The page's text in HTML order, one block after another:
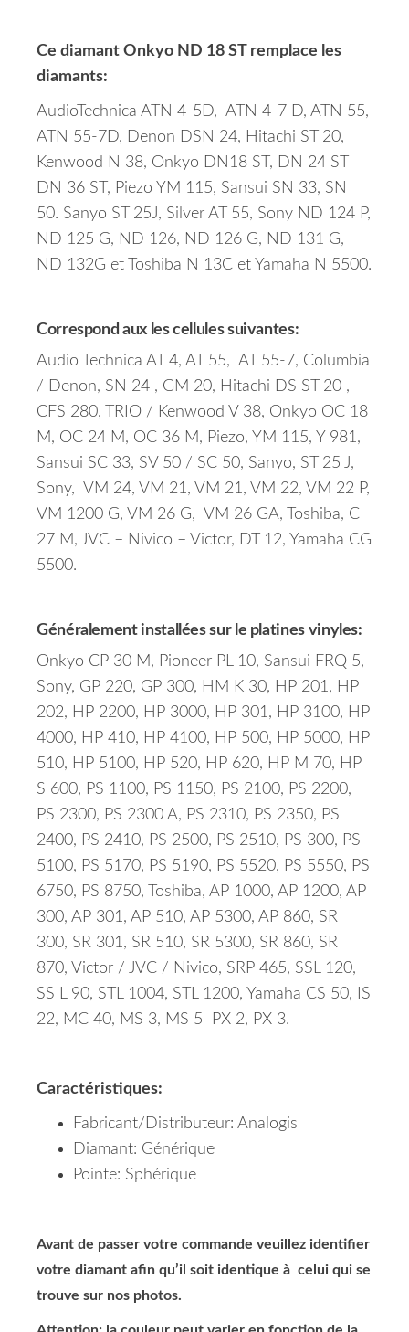
Ce diamant Onkyo ND 18 ST remplace les
diamants:
AudioTechnica ATN 4-5D, ATN 4-7 D, ATN 55,
ATN 55-7D, Denon DSN 24, Hitachi ST 20,
Kenwood N 38, Onkyo DN18 ST, DN 24 ST
DN 36 ST, Piezo YM 115, Sansui SN 33, SN
50. Sanyo ST 25J, Silver AT 55, Sony ND 124 P,
ND 125 G, ND 126, ND 126 G, ND 131 G,
ND 132G et Toshiba N 13C et Yamaha N 5500.
Correspond aux les cellules suivantes:
Audio Technica AT 4, AT 55, AT 55-7, Columbia
/ Denon, SN 24 , GM 20, Hitachi DS ST 20 ,
CFS 280, TRIO / Kenwood V 38, Onkyo OC 18
M, OC 24 M, OC 36 M, Piezo, YM 115, Y 981,
Sansui SC 33, SV 50 / SC 50, Sanyo, ST 25 J,
Sony, VM 24, VM 21, VM 21, VM 22, VM 22 P,
VM 1200 G, VM 26 G, VM 26 GA, Toshiba, C
27 M, JVC – Nivico – Victor, DT 12, Yamaha CG
5500.
Généralement installées sur le platines vinyles:
Onkyo CP 30 M, Pioneer PL 10, Sansui FRQ 5,
Sony, GP 220, GP 300, HM K 30, HP 201, HP
202, HP 2200, HP 3000, HP 301, HP 3100, HP
4000, HP 410, HP 4100, HP 500, HP 5000, HP
510, HP 5100, HP 520, HP 620, HP M 70, HP
S 600, PS 1100, PS 1150, PS 2100, PS 2200,
PS 2300, PS 2300 A, PS 2310, PS 2350, PS
2400, PS 2410, PS 2500, PS 2510, PS 300, PS
5100, PS 5170, PS 5190, PS 5520, PS 5550, PS
6750, PS 8750, Toshiba, AP 1000, AP 1200, AP
300, AP 301, AP 510, AP 5300, AP 860, SR
300, SR 301, SR 510, SR 5300, SR 860, SR
870, Victor / JVC / Nivico, SRP 465, SSL 120,
SS L 90, STL 1004, STL 1200, Yamaha CS 50, IS
22, MC 40, MS 3, MS 5 PX 2, PX 3.
Caractéristiques:
Fabricant/Distributeur: Analogis
Diamant: Générique
Pointe: Sphérique
Avant de passer votre commande veuillez identifier
votre diamant afin qu’il soit identique à celui qui se
trouve sur nos photos.